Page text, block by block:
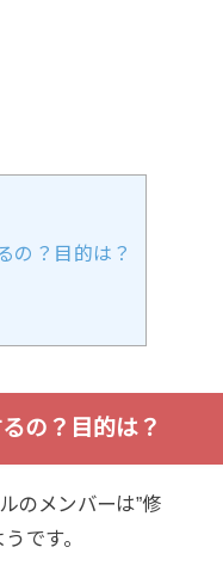
の？目的は？
の？目的は？
のメンバーは”修
です。